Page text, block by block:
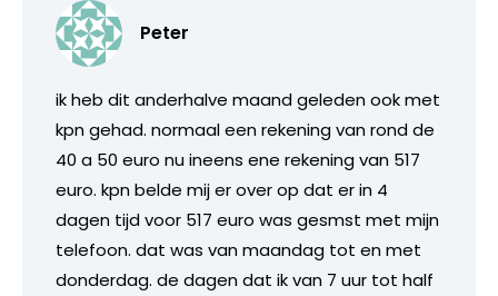
Peter
ik heb dit anderhalve maand geleden ook met
kpn gehad. normaal een rekening van rond de
40 a 50 euro nu ineens ene rekening van 517
euro. kpn belde mij er over op dat er in 4
dagen tijd voor 517 euro was gesmst met mijn
telefoon. dat was van maandag tot en met
donderdag. de dagen dat ik van 7 uur tot half